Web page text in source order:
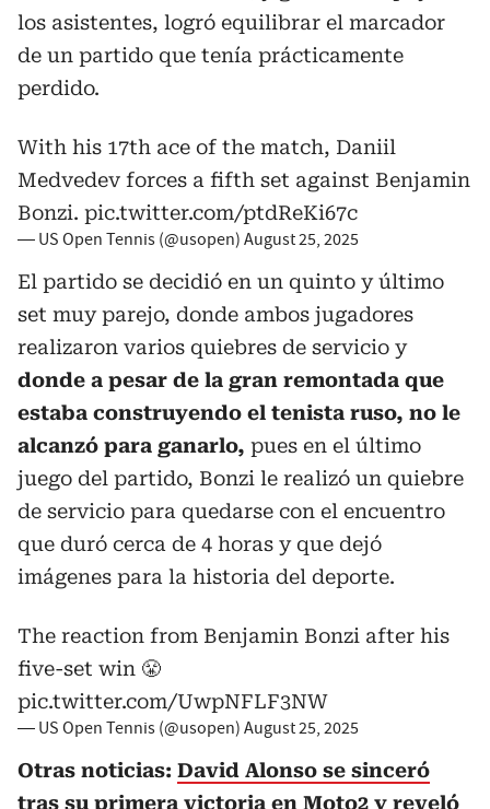
los asistentes, logró equilibrar el marcador
de un partido que tenía prácticamente
perdido.
With his 17th ace of the match, Daniil
Medvedev forces a fifth set against Benjamin
Bonzi. pic.twitter.com/ptdReKi67c
— US Open Tennis (@usopen) August 25, 2025
El partido se decidió en un quinto y último
set muy parejo, donde ambos jugadores
realizaron varios quiebres de servicio y
donde a pesar de la gran remontada que
estaba construyendo el tenista ruso, no le
alcanzó para ganarlo, pues en el último
juego del partido, Bonzi le realizó un quiebre
de servicio para quedarse con el encuentro
que duró cerca de 4 horas y que dejó
imágenes para la historia del deporte.
The reaction from Benjamin Bonzi after his
five-set win 😤
pic.twitter.com/UwpNFLF3NW
— US Open Tennis (@usopen) August 25, 2025
Otras noticias: David Alonso se sinceró
tras su primera victoria en Moto2 y reveló